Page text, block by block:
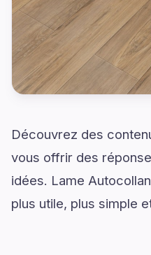
Découvrez des
vous offrir des
idées. Lame
plus utile, plus simple